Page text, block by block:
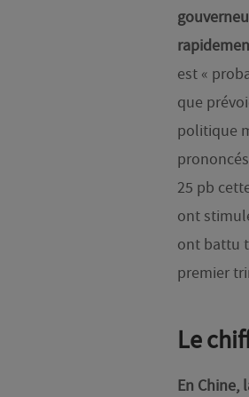
est «
que
politique
25 pb
ont
ont battu
premier
Le
En Chine,